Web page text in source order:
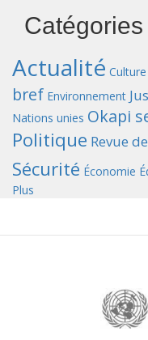
Catégories
Actualité Culture
bref Environnement
Nations unies Okapi
Politique Revue
Sécurité Économie
Plus